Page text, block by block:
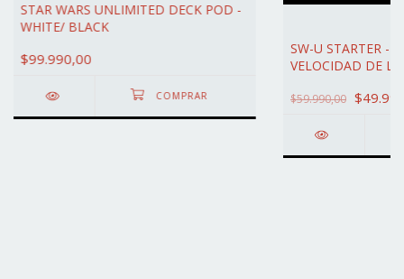
STAR WARS UNLIMITED DECK POD -
WHITE/ BLACK
$99.990,00
SW-U STARTER -
VELOCIDAD DE
$59.990,00